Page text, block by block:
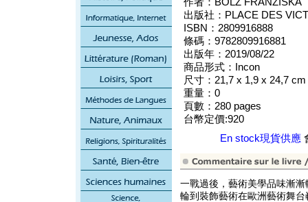
出版社：PLACE DES
ISBN：2809916888
條碼：9782809916881
出版年：2019/08/22
商品形式：Incon
尺寸：21,7 x 1,9 x 24,7 cm
重量：0
頁數：280 pages
台幣定價:920
En stock現貨供應
一戰過後，藝術美學品味漸
輪到裝飾藝術在歐洲藝術舞